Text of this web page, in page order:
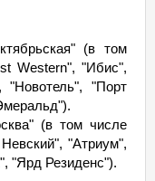
(в том
Western", "Ибис",
"Новотель", "Порт
(в том числе
"Атриум",
"Ярд Резиденс").